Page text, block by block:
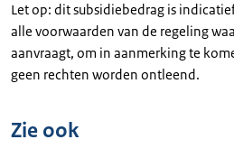
Let op: dit subsidiebedrag is
alle voorwaarden van de regeling
aanvraagt, om in aanmerking te
geen rechten worden ontleend.
Zie ook